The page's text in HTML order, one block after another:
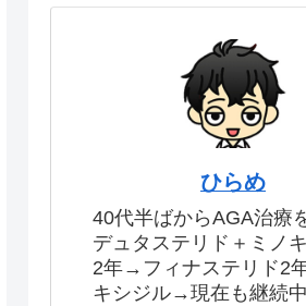
ひらめ
40代半ばからAGA治療
デュタステリド＋ミノ
2年→フィナステリド2
キシジル→現在も継続